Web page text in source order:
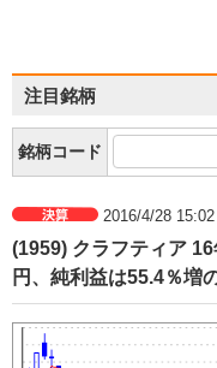
注目銘柄
銘柄コード
2016/4/28 15:02
(1959) クラフティア
円、純利益は55.4％増